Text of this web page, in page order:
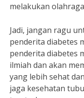
melakukan
Jadi, jangan ragu
penderita diabetes
penderita diabetes
ilmiah dan akan
yang lebih sehat
jaga kesehatan